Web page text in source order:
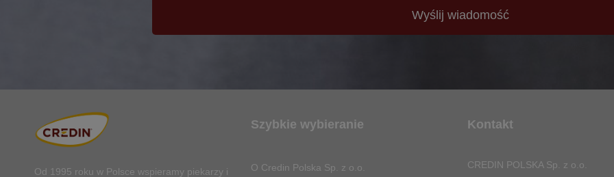
Wyślij wiadomość
Od 1995 roku w Polsce wspieramy piekarzy i
Szybkie wybieranie
O Credin Polska Sp. z o.o.
Kontakt
CREDIN POLSKA Sp. z o.o.